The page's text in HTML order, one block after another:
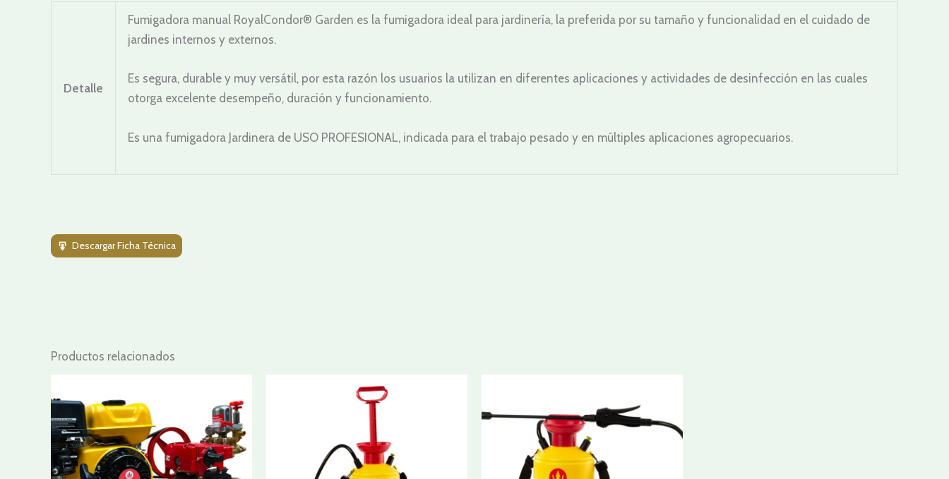
Detalle
Fumigadora manual RoyalCondor® Garden es la fumigadora ideal para jardinería, la preferida por su tamaño y funcionalidad en el cuidado de
jardines internos y externos.
Es segura, durable y muy versátil, por esta razón los usuarios la utilizan en diferentes aplicaciones y actividades de desinfección en las cuales
otorga excelente desempeño, duración y funcionamiento.
Es una fumigadora Jardinera de USO PROFESIONAL, indicada para el trabajo pesado y en múltiples aplicaciones agropecuarios.
Descargar Ficha Técnica
Productos relacionados